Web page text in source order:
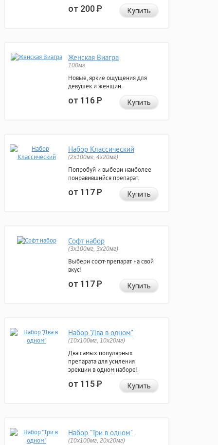
от 200Р Купить
Женская Виагра
100мг
Новые, яркие ощущения для
девушек и женщин.
от 116Р Купить
Набор Классический
(2x100мг, 4x20мг)
Попробуй и выбери наиболее
понравившийся препарат.
от 117Р Купить
Софт набор
(3x100мг, 3x20мг)
Выбери софт-препарат на свой
вкус!
от 117Р Купить
Набор "Два в одном"
(10x100мг, 10x20мг)
Два самых популярных
препарата для усиления
эрекции в одном наборе!
от 115Р Купить
Набор "Три в одном"
(10x100мг, 20x20мг)